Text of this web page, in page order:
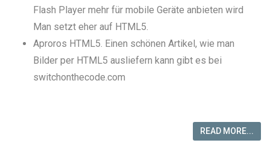
Flash Player mehr für mobile Geräte anbieten wird
Man setzt eher auf HTML5.
Aproros HTML5. Einen schönen Artikel, wie man
Bilder per HTML5 ausliefern kann gibt es bei
switchonthecode.com
READ MORE...